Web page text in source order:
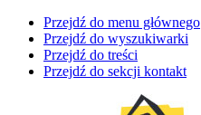
Przejdź do menu głównego
Przejdź do wyszukiwarki
Przejdź do treści
Przejdź do sekcji kontakt